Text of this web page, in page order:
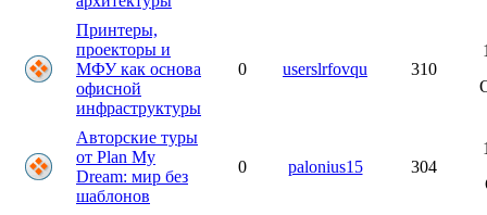
Принтеры,
проекторы и
МФУ как основа
офисной
инфраструктуры
0 userslrfovqu 310
Авторские туры
от Plan My
Dream: мир без
шаблонов
0 palonius15 304